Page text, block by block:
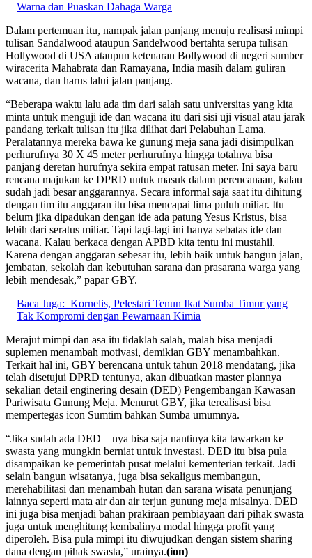
Warna dan Puaskan Dahaga Warga
Dalam pertemuan itu, nampak jalan panjang menuju realisasi mimpi
tulisan Sandalwood ataupun Sandelwood bertahta serupa tulisan
Hollywood di USA ataupun ketenaran Bollywood di negeri sumber
wiracerita Mahabrata dan Ramayana, India masih dalam guliran
wacana, dan harus lalui jalan panjang.
“Beberapa waktu lalu ada tim dari salah satu universitas yang kita
minta untuk menguji ide dan wacana itu dari sisi uji visual atau jarak
pandang terkait tulisan itu jika dilihat dari Pelabuhan Lama.
Peralatannya mereka bawa ke gunung meja sana jadi disimpulkan
perhurufnya 30 X 45 meter perhurufnya hingga totalnya bisa
panjang deretan hurufnya sekira empat ratusan meter. Ini saya baru
rencana majukan ke DPRD untuk masuk dalam perencanaan, kalau
sudah jadi besar anggarannya. Secara informal saja saat itu dihitung
dengan tim itu anggaran itu bisa mencapai lima puluh miliar. Itu
belum jika dipadukan dengan ide ada patung Yesus Kristus, bisa
lebih dari seratus miliar. Tapi lagi-lagi ini hanya sebatas ide dan
wacana. Kalau berkaca dengan APBD kita tentu ini mustahil.
Karena dengan anggaran sebesar itu, lebih baik untuk bangun jalan,
jembatan, sekolah dan kebutuhan sarana dan prasarana warga yang
lebih mendesak,” papar GBY.
Baca Juga: Kornelis, Pelestari Tenun Ikat Sumba Timur yang
Tak Kompromi dengan Pewarnaan Kimia
Merajut mimpi dan asa itu tidaklah salah, malah bisa menjadi
suplemen menambah motivasi, demikian GBY menambahkan.
Terkait hal ini, GBY berencana untuk tahun 2018 mendatang, jika
telah disetujui DPRD tentunya, akan dibuatkan master plannya
sekalian detail enginering desain (DED) Pengembangan Kawasan
Pariwisata Gunung Meja. Menurut GBY, jika terealisasi bisa
mempertegas icon Sumtim bahkan Sumba umumnya.
“Jika sudah ada DED – nya bisa saja nantinya kita tawarkan ke
swasta yang mungkin berniat untuk investasi. DED itu bisa pula
disampaikan ke pemerintah pusat melalui kementerian terkait. Jadi
selain bangun wisatanya, juga bisa sekaligus membangun,
merehabilitasi dan menambah hutan dan sarana wisata penunjang
lainnya seperti mata air dan air terjun gunung meja misalnya. DED
ini juga bisa menjadi bahan prakiraan pembiayaan dari pihak swasta
juga untuk menghitung kembalinya modal hingga profit yang
diperoleh. Bisa pula mimpi itu diwujudkan dengan sistem sharing
dana dengan pihak swasta,” urainya.(ion)